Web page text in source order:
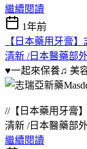
繼續閱讀
1年前
【日本藥用牙膏
清新 /日本醫藥部
♥一起來保養♫ 美
//【日本藥用牙膏
清新 /日本醫藥部
繼續閱讀